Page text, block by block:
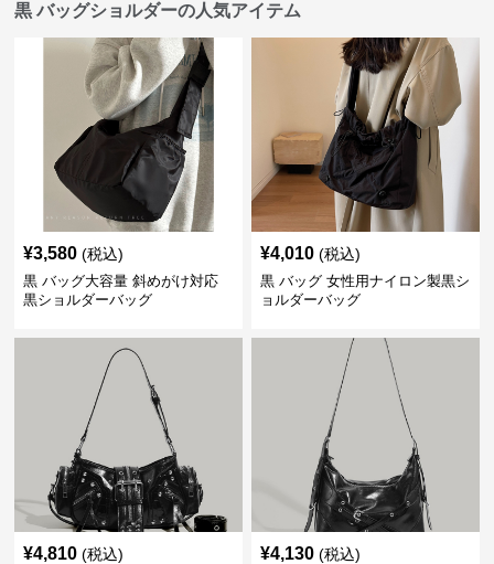
黒 バッグショルダーの人気アイテム
¥3,580 (税込)
黒 バッグ大容量 斜めがけ対応
黒ショルダーバッグ
¥4,010 (税込)
黒 バッグ 女性用ナイロン製黒シ
ョルダーバッグ
¥4,810 (税込) ¥4,130 (税込)